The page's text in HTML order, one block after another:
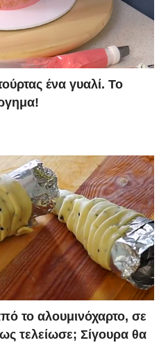
ένα γυαλί. Το
το αλουμινόχαρτο, σε
τελείωσε; Σίγουρα θα